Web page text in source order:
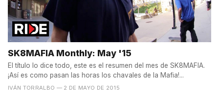
SK8MAFIA Monthly: May '15
El título lo dice todo, este es el resumen del mes de SK8MAFIA.
¡Así es como pasan las horas los chavales de la Mafia!...
IVÁN TORRALBO — 2 DE MAYO DE 2015